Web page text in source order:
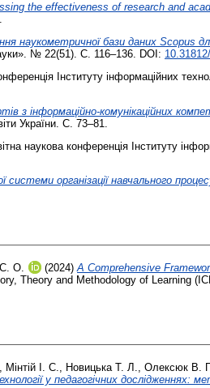
the effectiveness of research and
наукометричної бази даних Scopus
№ 22(51). С. 116–136. DOI:
Інституту інформаційних
з інформаційно-комунікаційних
України. С. 73–81.
наукова конференція Інституту
організації навчального
С. О. (2024)A Comprehensive
Theory and Methodology of Learning
Мінтій І. С. Новицька Т. Л. Олексюк В.
у педагогічних дослідженнях: